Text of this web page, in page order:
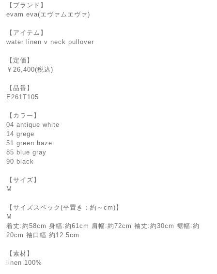
【ブランド】
evam eva(エヴァムエヴァ)
【アイテム】
water linen v neck pullover
【定価】
￥26,400(税込)
【品番】
E261T105
【カラー】
04 antique white
14 grege
51 green haze
85 blue gray
90 black
【サイズ】
M
【サイズスペック(平置き：約～cm)】
M
着丈:約58cm 身幅:約61cm 肩幅:約72cm 袖丈:約30cm 裾幅:約
20cm 袖口幅:約12.5cm
【素材】
linen 100%